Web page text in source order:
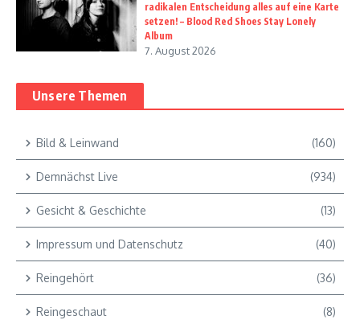
radikalen Entscheidung alles auf eine Karte
setzen! – Blood Red Shoes Stay Lonely
Album
7. August 2026
Unsere Themen
Bild & Leinwand (160)
Demnächst Live (934)
Gesicht & Geschichte (13)
Impressum und Datenschutz (40)
Reingehört (36)
Reingeschaut (8)